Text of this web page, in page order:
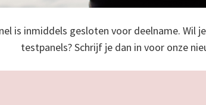
is inmiddels gesloten voor deelname. Wil
testpanels? Schrijf je dan in voor onze